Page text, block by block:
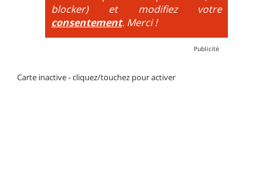
blocker) et modifiez votre
consentement. Merci !